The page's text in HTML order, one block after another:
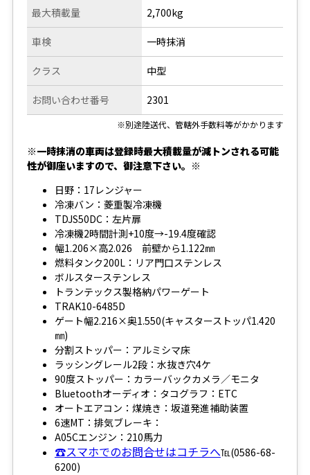
最大積載量
車検
クラス
お問い合わせ番号
2,700kg
一時抹消
中型
2301
※別途陸送代、管轄外手数料等がかかります
※一時抹消の車両は登録時最大積載量が減トンされる可能
性が御座いますので、御注意下さい。※
日野：17レンジャー
冷凍バン：菱重製冷凍機
TDJS50DC：左片扉
冷凍機2時間計測+10度→-19.4度確認
幅1.206×高2.026 前壁から1.122㎜
燃料タンク200L：リア門口ステンレス
ボルスターステンレス
トランテックス製格納パワーゲート
TRAK10-6485D
ゲート幅2.216×奥1.550(キャスターストッパ1.420
㎜)
分割ストッパー：アルミシマ床
ラッシングレール2段：水抜き穴4ケ
90度ストッパー：カラーバックカメラ／モニタ
Bluetoothオーディオ：タコグラフ：ETC
オートエアコン：煤焼き：坂道発進補助装置
6速MT：排気ブレーキ：
A05Cエンジン：210馬力
☎スマホでのお問合せはコチラへ℡(0586-68-
6200)